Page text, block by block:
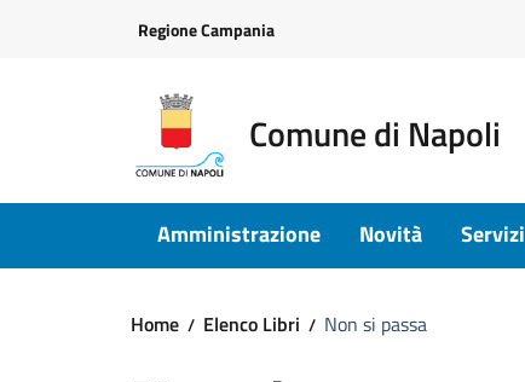
Regione Campania
Comune di Napoli
Amministrazione Novità Servizi
Home Elenco Libri Non si passa